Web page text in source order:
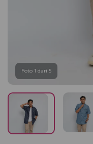
Foto 1 dari 5